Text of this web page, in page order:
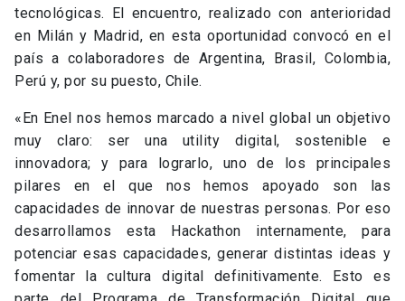
tecnológicas. El encuentro, realizado con anterioridad
en Milán y Madrid, en esta oportunidad convocó en el
país a colaboradores de Argentina, Brasil, Colombia,
Perú y, por su puesto, Chile.
«En Enel nos hemos marcado a nivel global un objetivo
muy claro: ser una utility digital, sostenible e
innovadora; y para lograrlo, uno de los principales
pilares en el que nos hemos apoyado son las
capacidades de innovar de nuestras personas. Por eso
desarrollamos esta Hackathon internamente, para
potenciar esas capacidades, generar distintas ideas y
fomentar la cultura digital definitivamente. Esto es